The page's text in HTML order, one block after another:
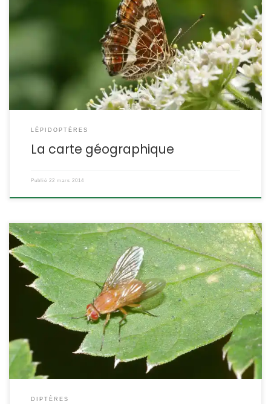
C’est une curiosité, ce papillon existe sous deux formes de
colorations différentes qui correspondent aux deux générations
qui se succèdent, l’une printanière et l’autre estivale. Araschnia
levana POSITION SYSTÉMATIQUE : Insecte Lépidoptère Famille des
Nymphalidae ETYMOLOGIE : Arschnia = araignée (à cause du
dessin en forme de toile d’araignée de la face inférieure) et […]
LÉPIDOPTÈRES
La carte géographique
Publié 22 mars 2014
C’est une petite mouche orangée que l’on rencontre
fréquemment en forêt, son corps orange et ses yeux rouges sont
faciles à observer. Phaonia pallida POSITION SYSTÉMATIQUE :
Insecte Diptère Famille des Muscidae ETYMOLOGIE : Phaonia =
vient de lumière en raison de la cuticule luisante, et pallida =
pâle. DESCRIPTION : Taille : 5 à 7,5 […]
DIPTÈRES